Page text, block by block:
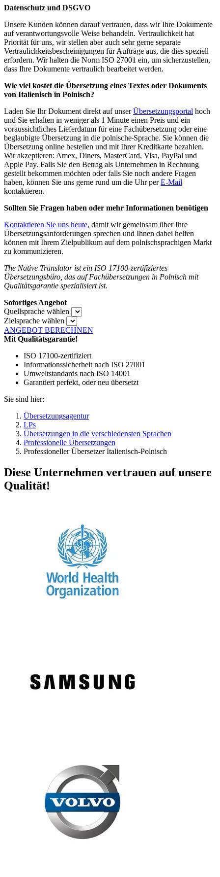
Datenschutz und DSGVO
Unsere Kunden können darauf vertrauen, dass wir Ihre Dokumente
auf verantwortungsvolle Weise behandeln. Vertraulichkeit hat
Priorität für uns, wir stellen aber auch sehr gerne separate
Vertraulichkeitsbescheinigungen für Aufträge aus, die dies speziell
erfordern. Wir halten die Norm ISO 27001 ein, um sicherzustellen,
dass Ihre Dokumente vertraulich bearbeitet werden.
Wie viel kostet die Übersetzung eines Textes oder Dokuments
von Italienisch in Polnisch?
Laden Sie Ihr Dokument direkt auf unserÜbersetzungsportal hoch
und Sie erhalten in weniger als 1 Minute einen Preis und ein
voraussichtliches Lieferdatum für eine Fachübersetzung oder eine
beglaubigte Übersetzung in die polnische Sprache. Sie können die
Übersetzung online bestellen und mit Ihrer Kreditkarte bezahlen.
Wir akzeptieren: Amex, Diners, MasterCard, Visa, PayPal und
Apple Pay. Falls Sie den Betrag als Unternehmen in Rechnung
gestellt bekommen möchten oder falls Sie noch andere Fragen
haben, können Sie uns gerne rund um die Uhr perE-Mail
kontaktieren.
Sollten Sie Fragen haben oder mehr Informationen benötigen
Kontaktieren Sie uns heute, damit wir gemeinsam über Ihre
Übersetzungsanforderungen sprechen und Ihnen dabei helfen
können mit Ihrem Zielpublikum auf dem polnischsprachigen Markt
zu kommunizieren.
The Native Translator ist ein ISO 17100-zertifiziertes
Übersetzungsbüro, das auf Fachübersetzungen in Polnisch mit
Qualitätsgarantie spezialisiert ist.
Sofortiges Angebot
Quellsprache wählen
Zielsprache wählen
ANGEBOT BERECHNEN
Mit Qualitätsgarantie!
ISO 17100-zertifiziert
Informationssicherheit nach ISO 27001
Umweltstandards nach ISO 14001
Garantiert perfekt, oder neu übersetzt
Sie sind hier:
Übersetzungsagentur
LPs
Übersetzungen in die verschiedensten Sprachen
Professionelle Übersetzungen
Professioneller Übersetzer Italienisch-Polnisch
Diese Unternehmen vertrauen auf unsere
Qualität!